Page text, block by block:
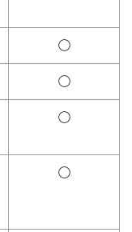
◯
◯
◯
◯